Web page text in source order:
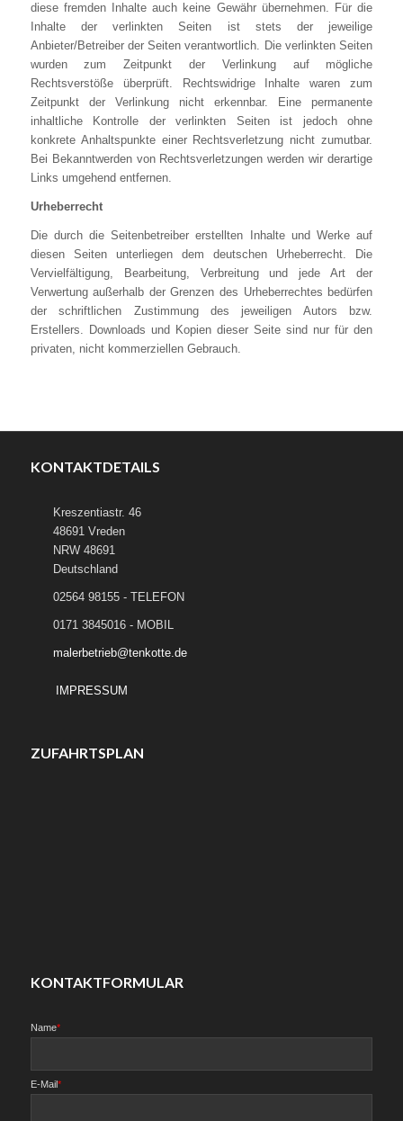
diese fremden Inhalte auch keine Gewähr übernehmen. Für die
Inhalte der verlinkten Seiten ist stets der jeweilige
Anbieter/Betreiber der Seiten verantwortlich. Die verlinkten Seiten
wurden zum Zeitpunkt der Verlinkung auf mögliche
Rechtsverstöße überprüft. Rechtswidrige Inhalte waren zum
Zeitpunkt der Verlinkung nicht erkennbar. Eine permanente
inhaltliche Kontrolle der verlinkten Seiten ist jedoch ohne
konkrete Anhaltspunkte einer Rechtsverletzung nicht zumutbar.
Bei Bekanntwerden von Rechtsverletzungen werden wir derartige
Links umgehend entfernen.
Urheberrecht
Die durch die Seitenbetreiber erstellten Inhalte und Werke auf
diesen Seiten unterliegen dem deutschen Urheberrecht. Die
Vervielfältigung, Bearbeitung, Verbreitung und jede Art der
Verwertung außerhalb der Grenzen des Urheberrechtes bedürfen
der schriftlichen Zustimmung des jeweiligen Autors bzw.
Erstellers. Downloads und Kopien dieser Seite sind nur für den
privaten, nicht kommerziellen Gebrauch.
KONTAKTDETAILS
Kreszentiastr. 46
48691 Vreden
NRW 48691
Deutschland
02564 98155 - TELEFON
0171 3845016 - MOBIL
malerbetrieb@tenkotte.de
IMPRESSUM
ZUFAHRTSPLAN
KONTAKTFORMULAR
Name*
E-Mail*